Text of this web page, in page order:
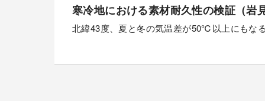
寒冷地における素材耐久性の検証（岩
北緯43度、夏と冬の気温差が50℃以上にもな